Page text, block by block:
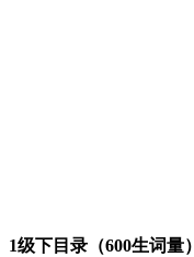
1级下目录（600生词量）